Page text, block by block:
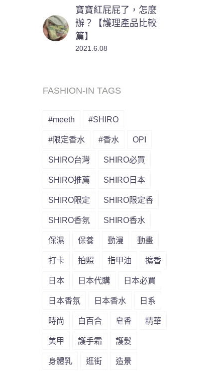
寶寶紅屁屁了，怎麼
辦？【護理產品比較
篇】
2021.6.08
FASHION-IN TAGS
#meeth #SHIRO
#限定香水 #香水 OPI
SHIRO台灣 SHIRO必買
SHIRO推薦 SHIRO日本
SHIRO限定 SHIRO限定香
SHIRO香氛 SHIRO香水
保濕 保養 動漫 動畫
打卡 拍照 指甲油 擴香
日本 日本代購 日本必買
日本香氛 日本香水 日系
時尚 白百合 皂香 精華
美甲 護手霜 護髮
身體乳 逛街 造景